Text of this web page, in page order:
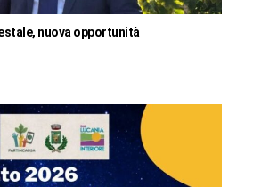
nuova opportunità